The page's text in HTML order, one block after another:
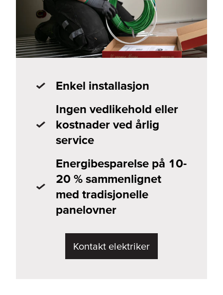
Enkel installasjon
Ingen vedlikehold eller
kostnader ved årlig
service
Energibesparelse på 10-
20 % sammenlignet
med tradisjonelle
panelovner
Kontakt elektriker